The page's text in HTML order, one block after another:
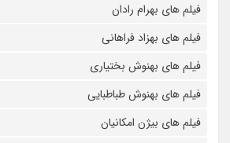
فیلم های بهرام رادان
فیلم های بهزاد فراهانی
فیلم های بهنوش بختیاری
فیلم های بهنوش طباطبایی
فیلم های بیژن امکانیان